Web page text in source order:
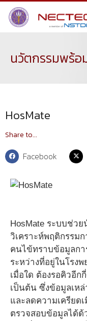
นวัตกรรมพร้อ
HosMate
Share to...
Facebook
HosMate ระบบช่ว
วิเคราะห์พฤติกรรม
คนไข้ทราบข้อมูลกา
ระหว่างที่อยู่ในโรง
เมื่อใด ต้องรอคิวอีก
เป็นต้น ซึ่งข้อมูลเห
และลดความเครียด
ตรวจสอบข้อมูลได้ด้